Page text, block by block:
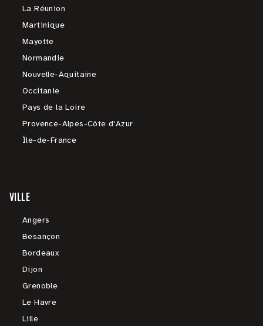
La Réunion
Martinique
Mayotte
Normandie
Nouvelle-Aquitaine
Occitanie
Pays de la Loire
Provence-Alpes-Côte d'Azur
Île-de-France
VILLE
Angers
Besançon
Bordeaux
Dijon
Grenoble
Le Havre
Lille